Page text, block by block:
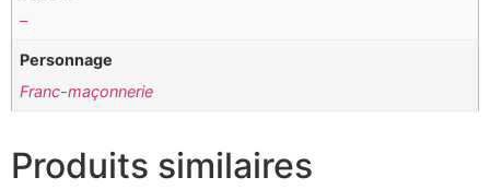
–
Personnage
Franc-maçonnerie
Produits similaires